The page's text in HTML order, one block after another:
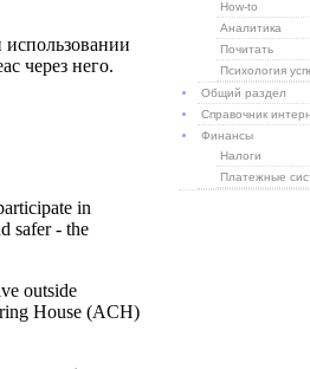
How-to
Аналитика
Почитать
Психология
Общий раздел
Справочник
Финансы
Налоги
Платежные